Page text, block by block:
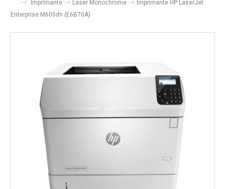
Imprimante Laser Monochrome
Imprimante HP LaserJet
Enterprise M605dn (E6B70A)